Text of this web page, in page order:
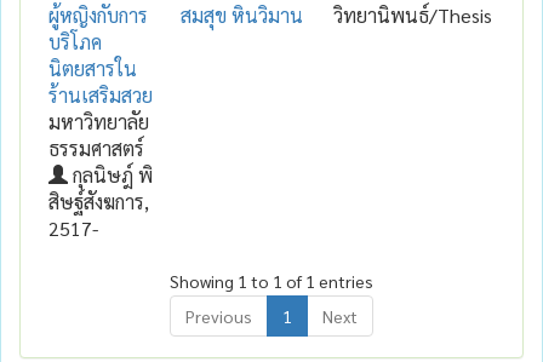
ผู้หญิงกับการ
บริโภค
นิตยสารใน
ร้านเสริมสวย
มหาวิทยาลัย
ธรรมศาสตร์
กุลนิษฎ์ พิ
สิษฐ์สังฆการ,
2517-
สมสุข หินวิมาน วิทยานิพนธ์/Thesis
Showing 1 to 1 of 1 entries
Previous
1 Next